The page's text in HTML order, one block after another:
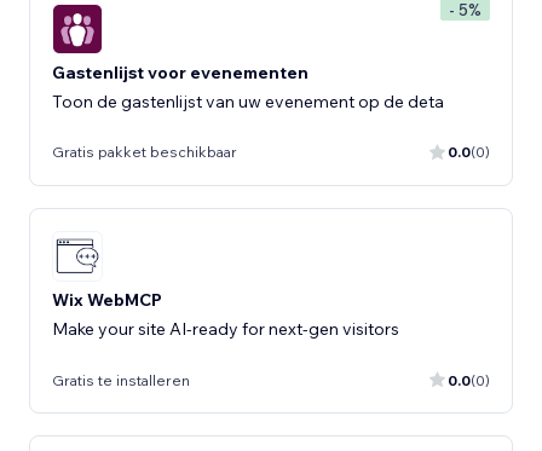
- 5%
Gastenlijst voor evenementen
Toon de gastenlijst van uw evenement op de deta
Gratis pakket beschikbaar 0.0(0)
Wix WebMCP
Make your site AI-ready for next-gen visitors
Gratis te installeren 0.0(0)